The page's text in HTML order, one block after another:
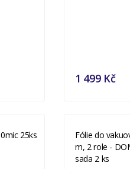
1 499 Kč
25ks
Fólie do
m, 2 role -
sada 2 ks